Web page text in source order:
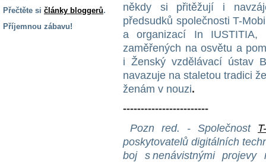
Přečtěte si články bloggerů.
Příjemnou zábavu!
někdy si přitěžují i
předsudků společnosti T-
a organizací In IUSTITIA,
zaměřených na osvětu a
i Ženský vzdělávací ústav
navazuje na staletou tradici
ženám v nouzi.
------------------------
Pozn red. - Společnost
poskytovatelů digitálních
boj s nenávistnými